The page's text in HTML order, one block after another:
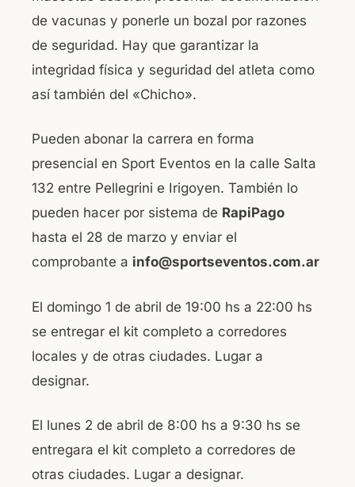
de vacunas y ponerle un bozal por razones
de seguridad. Hay que garantizar la
integridad física y seguridad del atleta como
así también del «Chicho».
Pueden abonar la carrera en forma
presencial en Sport Eventos en la calle Salta
132 entre Pellegrini e Irigoyen. También lo
pueden hacer por sistema de RapiPago
hasta el 28 de marzo y enviar el
comprobante a info@sportseventos.com.ar
El domingo 1 de abril de 19:00 hs a 22:00 hs
se entregar el kit completo a corredores
locales y de otras ciudades. Lugar a
designar.
El lunes 2 de abril de 8:00 hs a 9:30 hs se
entregara el kit completo a corredores de
otras ciudades. Lugar a designar.